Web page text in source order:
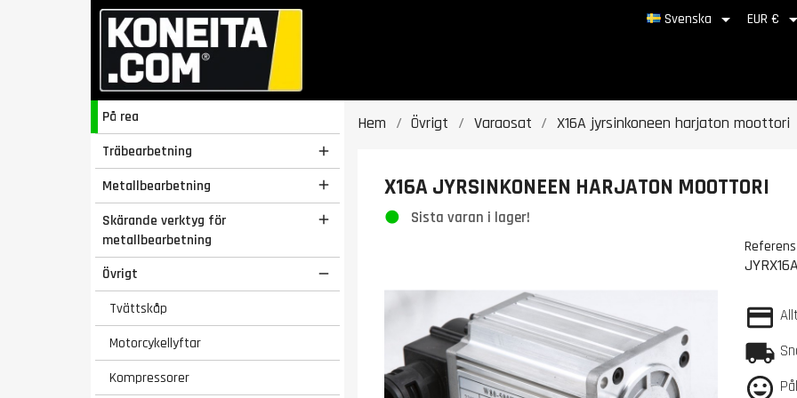
Svenska  EUR €
På rea
Träbearbetning

Metallbearbetning 
Skärande verktyg för
metallbearbetning

Övrigt 
Tvättskåp
Motorcykellyftar
Kompressorer
Hem Övrigt Varaosat X16A jyrsinkoneen harjaton moottori
X16A JYRSINKONEEN HARJATON MOOTTORI
Sista varan i lager!
Referens